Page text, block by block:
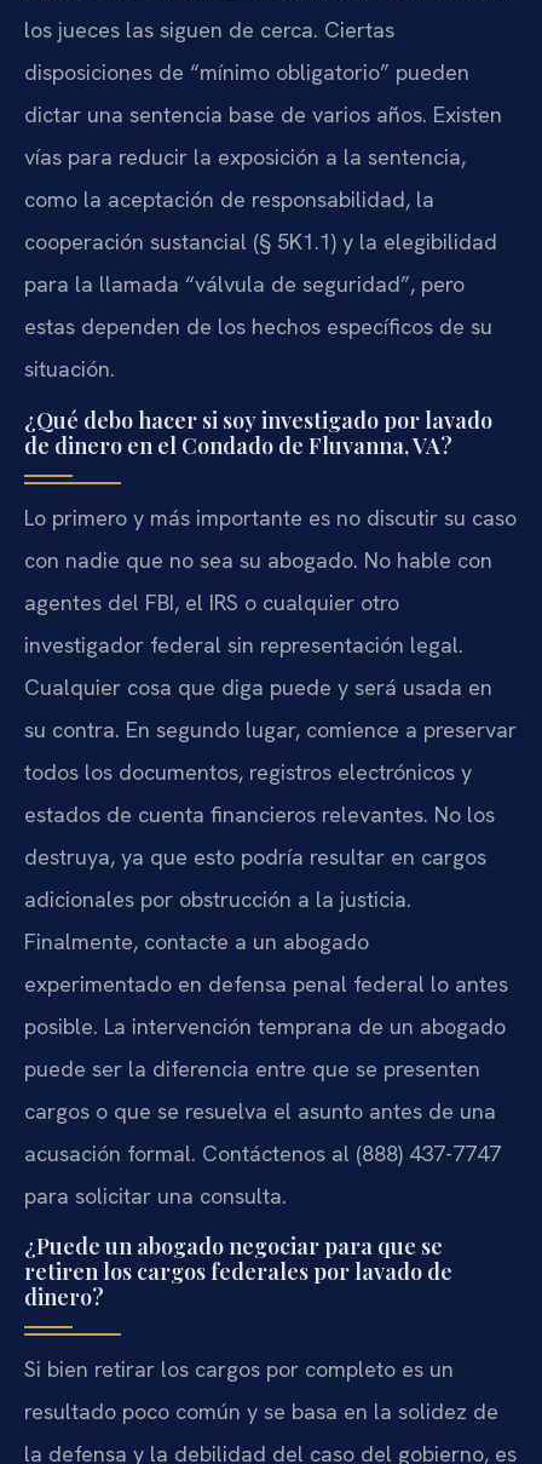
los jueces las siguen de cerca. Ciertas
disposiciones de “mínimo obligatorio” pueden
dictar una sentencia base de varios años. Existen
vías para reducir la exposición a la sentencia,
como la aceptación de responsabilidad, la
cooperación sustancial (§ 5K1.1) y la elegibilidad
para la llamada “válvula de seguridad”, pero
estas dependen de los hechos específicos de su
situación.
¿Qué debo hacer si soy investigado por lavado
de dinero en el Condado de Fluvanna, VA?
Lo primero y más importante es no discutir su caso
con nadie que no sea su abogado. No hable con
agentes del FBI, el IRS o cualquier otro
investigador federal sin representación legal.
Cualquier cosa que diga puede y será usada en
su contra. En segundo lugar, comience a preservar
todos los documentos, registros electrónicos y
estados de cuenta financieros relevantes. No los
destruya, ya que esto podría resultar en cargos
adicionales por obstrucción a la justicia.
Finalmente, contacte a un abogado
experimentado en defensa penal federal lo antes
posible. La intervención temprana de un abogado
puede ser la diferencia entre que se presenten
cargos o que se resuelva el asunto antes de una
acusación formal. Contáctenos al (888) 437-7747
para solicitar una consulta.
¿Puede un abogado negociar para que se
retiren los cargos federales por lavado de
dinero?
Si bien retirar los cargos por completo es un
resultado poco común y se basa en la solidez de
la defensa y la debilidad del caso del gobierno, es